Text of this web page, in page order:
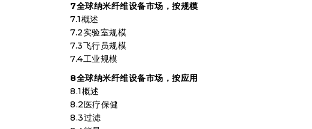
7全球纳米纤维设备市场，按规模
7.1概述
7.2实验室规模
7.3飞行员规模
7.4工业规模
8全球纳米纤维设备市场，按应用
8.1概述
8.2医疗保健
8.3过滤